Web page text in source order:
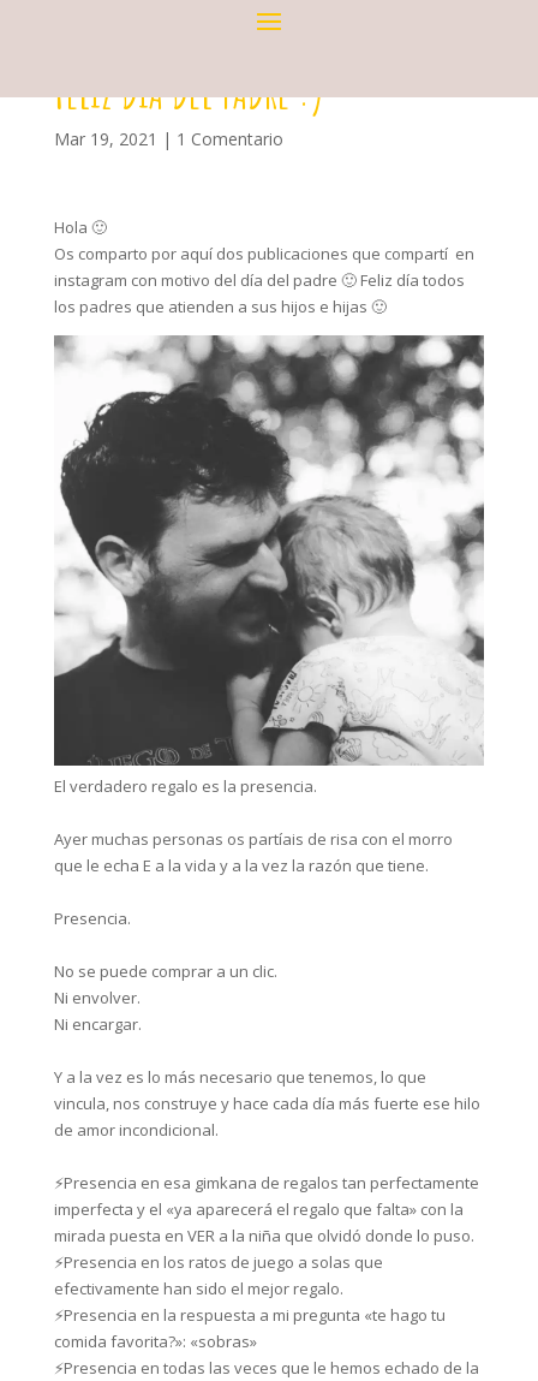
FELIZ DÍA DEL PADRE :)
Mar 19, 2021 | 1 Comentario
Hola 🙂
Os comparto por aquí dos publicaciones que compartí en
instagram con motivo del día del padre 🙂 Feliz día todos
los padres que atienden a sus hijos e hijas 🙂
El verdadero regalo es la presencia.⁣⁣
Ayer muchas personas os partíais de risa con el morro
que le echa E a la vida y a la vez la razón que tiene.⁣⁣
Presencia.⁣⁣
No se puede comprar a un clic.⁣⁣
Ni envolver.⁣⁣
Ni encargar.⁣⁣
Y a la vez es lo más necesario que tenemos, lo que
vincula, nos construye y hace cada día más fuerte ese hilo
de amor incondicional.⁣⁣
⚡Presencia en esa gimkana de regalos tan perfectamente
imperfecta y el «ya aparecerá el regalo que falta» con la
mirada puesta en VER a la niña que olvidó donde lo puso.⁣⁣
⚡Presencia en los ratos de juego a solas que
efectivamente han sido el mejor regalo.⁣⁣
⚡Presencia en la respuesta a mi pregunta «te hago tu
comida favorita?»: «sobras»⁣⁣
⚡Presencia en todas las veces que le hemos echado de la